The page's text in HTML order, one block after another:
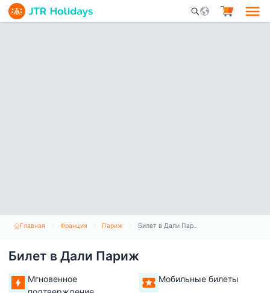
Mobile Search
Главная Франция Париж Билет в Дали Париж
Билет в Дали Париж
Мгновенное
Мобильные билеты